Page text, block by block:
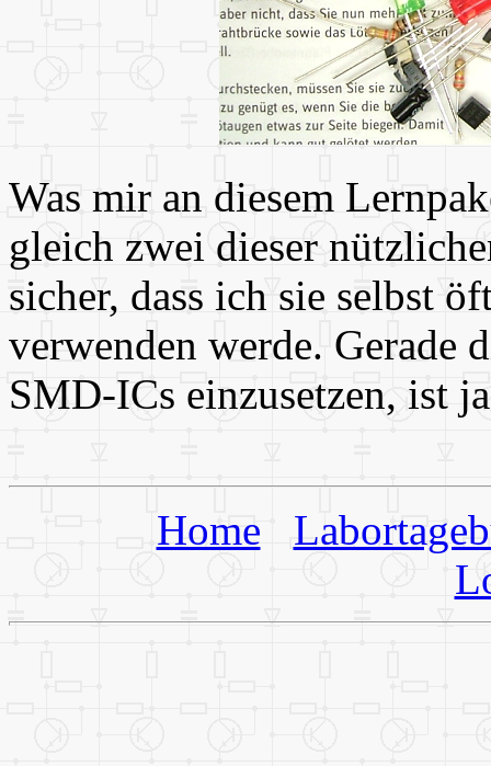
Was mir an diesem
gleich zwei dieser
sicher, dass ich sie selbst
verwenden werde.
SMD-ICs einzusetzen, ist
Home